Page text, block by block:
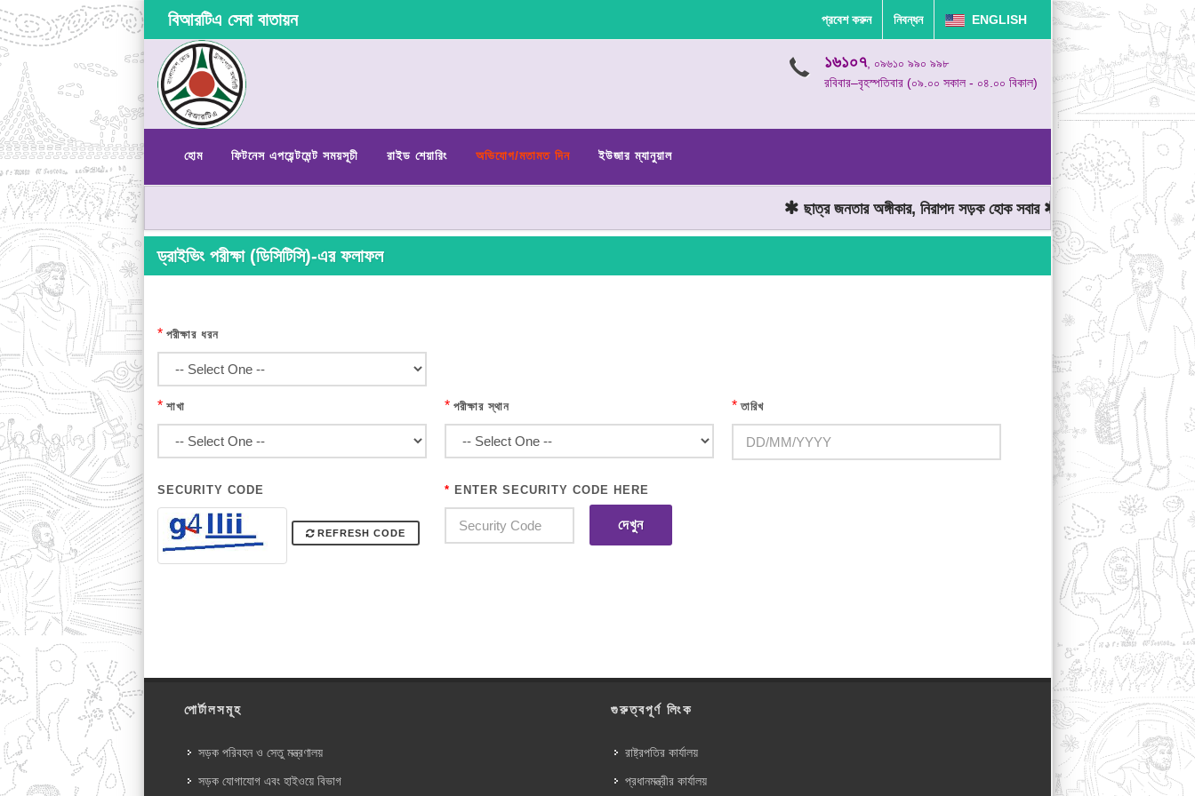
বিআরটিএ সেবা বাতায়ন প্রবেশ করুন নিবন্ধন ENGLISH
১৬১০৭, ০৯৬১০ ৯৯০ ৯৯৮
রবিবার–বৃহস্পতিবার (০৯.০০ সকাল - ০৪.০০ বিকাল)
হোম ফিটনেস এপয়েন্টমেন্ট সময়সূচী রাইড শেয়ারিং অভিযোগ/মতামত দিন ইউজার ম্যানুয়াল
ছাত্র জনতার অঙ্গীকার, নিরাপদ সড়ক হোক সবার মোটরযান চালানোর সময়
ড্রাইভিং পরীক্ষা (ডিসিটিসি)-এর ফলাফল
* পরীক্ষার ধরন
* শাখা * পরীক্ষার স্থান * তারিখ
SECURITY CODE
REFRESH CODE
* ENTER SECURITY CODE HERE
দেখুন
পোর্টালসমূহ
সড়ক পরিবহন ও সেতু মন্ত্রণালয়
সড়ক যোগাযোগ এবং হাইওয়ে বিভাগ
গুরুত্বপূর্ণ লিংক
রাষ্ট্রপতির কার্যালয়
প্রধানমন্ত্রীর কার্যালয়